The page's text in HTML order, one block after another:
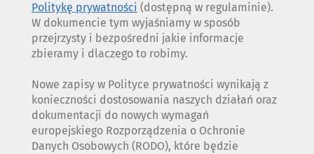
Politykę prywatności (dostępną w regulaminie).
W dokumencie tym wyjaśniamy w sposób
przejrzysty i bezpośredni jakie informacje
zbieramy i dlaczego to robimy.
Nowe zapisy w Polityce prywatności wynikają z
konieczności dostosowania naszych działań oraz
dokumentacji do nowych wymagań
europejskiego Rozporządzenia o Ochronie
Danych Osobowych (RODO), które będzie